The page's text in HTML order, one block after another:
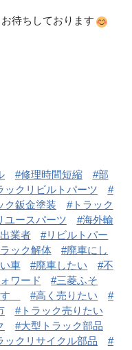
待ちしております
修理時間短縮
部
ックリビルトパーツ
ク鈑金塗装
トラック
ユースパーツ
海外輸
業者
リビルトパー
ック解体
廃車にし
車 廃車したい
不
ワード
三菱ふそ
ゞ
高く売りたい
トラック売りたい
大型トラック部品
ックリサイクル部品